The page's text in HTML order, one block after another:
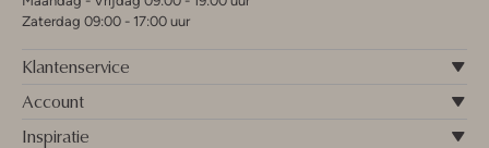
Zaterdag 09:00 - 17:00 uur
Klantenservice
Account
Inspiratie